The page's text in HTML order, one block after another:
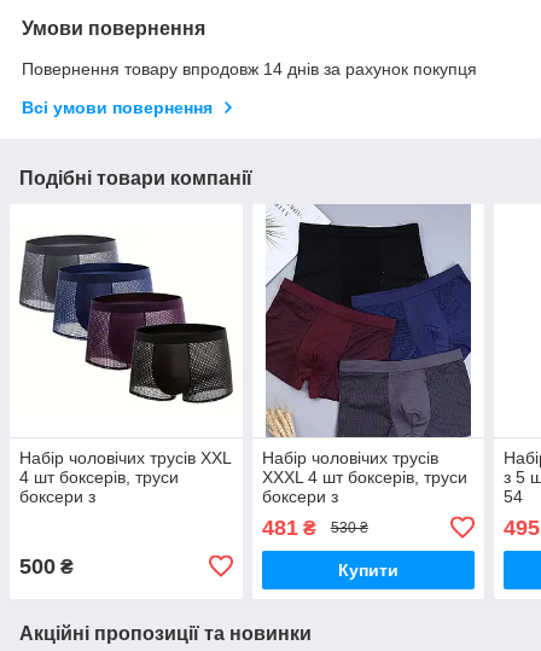
Умови повернення
Повернення товару впродовж 14 днів за рахунок покупця
Всі умови повернення
Подібні товари компанії
Набір чоловічих трусів ХХL
4 шт боксерів, труси
боксери з
500 ₴
Набір чоловічих трусів
ХХХL 4 шт боксерів, труси
боксери з
матеріалу розмір 54-56
481₴ 530 ₴
Купити
з 5
54
495
Акційні пропозиції та новинки